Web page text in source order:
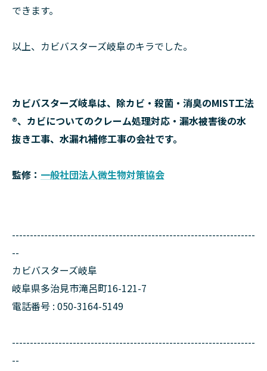
できます。
以上、カビバスターズ岐阜のキラでした。
カビバスターズ岐阜は、除カビ・殺菌・消臭のMIST工法
®、カビについてのクレーム処理対応・漏水被害後の水
抜き工事、水漏れ補修工事の会社です。
監修： 一般社団法人微生物対策協会
--------------------------------------------------------------------
--
カビバスターズ岐阜
岐阜県多治見市滝呂町16-121-7
電話番号 : 050-3164-5149
--------------------------------------------------------------------
--